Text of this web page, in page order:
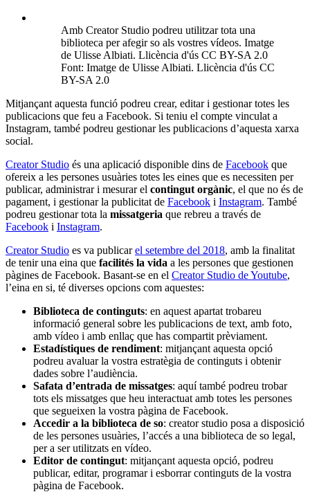
Amb Creator Studio podreu utilitzar tota una
biblioteca per afegir so als vostres vídeos. Imatge
de Ulisse Albiati. Llicència d'ús CC BY-SA 2.0
Font: Imatge de Ulisse Albiati. Llicència d'ús CC
BY-SA 2.0
Mitjançant aquesta funció podreu crear, editar i gestionar totes les
publicacions que feu a Facebook. Si teniu el compte vinculat a
Instagram, també podreu gestionar les publicacions d’aquesta xarxa
social.
Creator Studio és una aplicació disponible dins de Facebook que
ofereix a les persones usuàries totes les eines que es necessiten per
publicar, administrar i mesurar el contingut orgànic, el que no és de
pagament, i gestionar la publicitat de Facebook i Instagram. També
podreu gestionar tota la missatgeria que rebreu a través de
Facebook i Instagram.
Creator Studio es va publicarel setembre del 2018, amb la finalitat
de tenir una eina que facilités la vida a les persones que gestionen
pàgines de Facebook. Basant-se en el Creator Studio de Youtube,
l’eina en si, té diverses opcions com aquestes:
Biblioteca de continguts: en aquest apartat trobareu
informació general sobre les publicacions de text, amb foto,
amb vídeo i amb enllaç que has compartit prèviament.
Estadístiques de rendiment: mitjançant aquesta opció
podreu avaluar la vostra estratègia de continguts i obtenir
dades sobre l’audiència.
Safata d’entrada de missatges: aquí també podreu trobar
tots els missatges que heu interactuat amb totes les persones
que segueixen la vostra pàgina de Facebook.
Accedir a la biblioteca de so: creator studio posa a disposició
de les persones usuàries, l’accés a una biblioteca de so legal,
per a ser utilitzats en vídeo.
Editor de contingut: mitjançant aquesta opció, podreu
publicar, editar, programar i esborrar continguts de la vostra
pàgina de Facebook.